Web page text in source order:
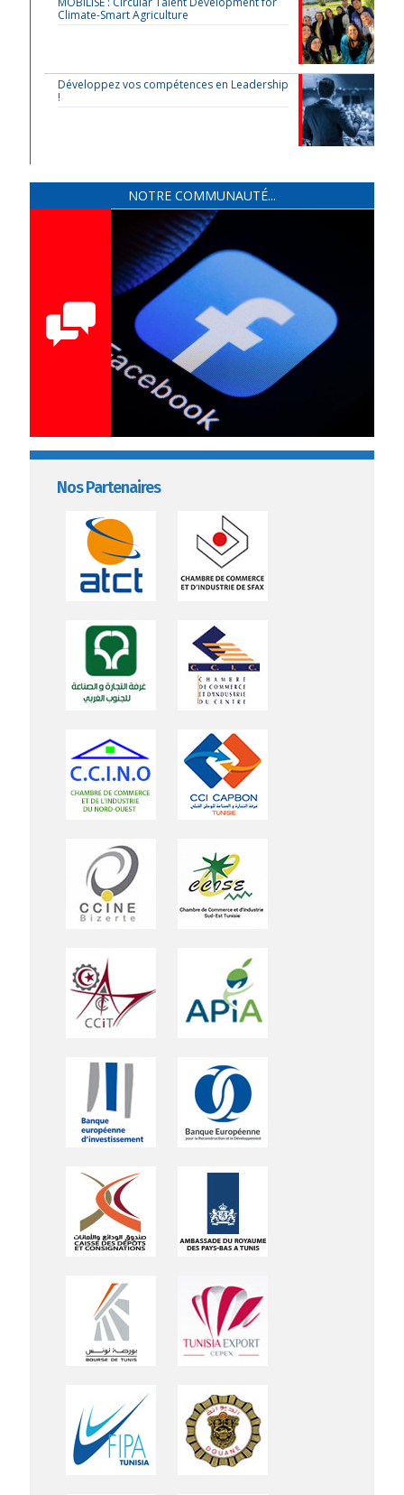
Climate-Smart Agriculture
Développez vos compétences en Leadership
!
NOTRE COMMUNAUTÉ...
Nos Partenaires